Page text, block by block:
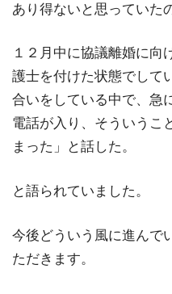
あり得ないと思っていた
１２月中に協議離婚に向
護士を付けた状態でして
合いをしている中で、急
電話が入り、そういうこ
まった」と話した。
と語られていました。
今後どういう風に進んで
ただきます。